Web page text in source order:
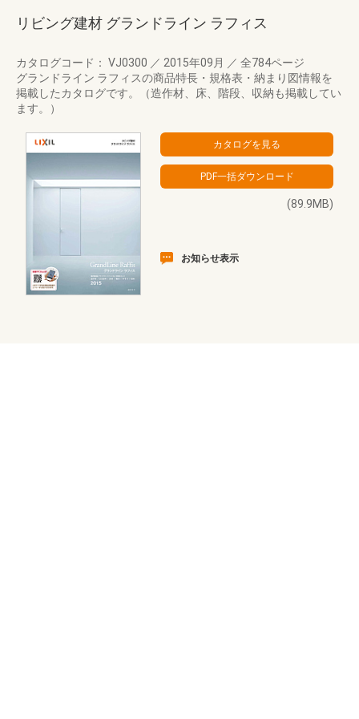
リビング建材 グランドライン ラフィス
カタログコード： VJ0300 ／ 2015年09月 ／ 全784ページ
グランドライン ラフィスの商品特長・規格表・納まり図情報を
掲載したカタログです。（造作材、床、階段、収納も掲載してい
ます。）
(89.9MB)
お知らせ表示